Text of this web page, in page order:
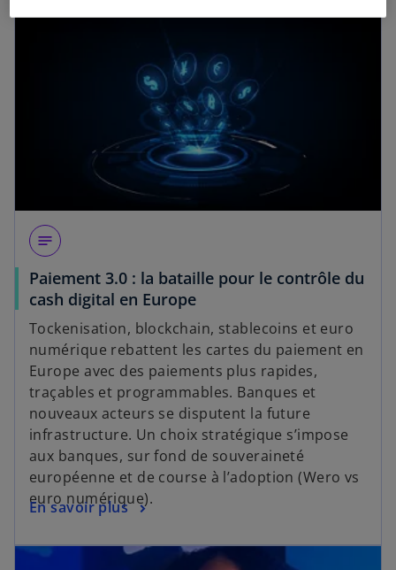
notes
Paiement 3.0 : la bataille pour le contrôle du
cash digital en Europe
Tockenisation, blockchain, stablecoins et euro
numérique rebattent les cartes du paiement en
Europe avec des paiements plus rapides,
traçables et programmables. Banques et
nouveaux acteurs se disputent la future
infrastructure. Un choix stratégique s’impose
aux banques, sur fond de souveraineté
européenne et de course à l’adoption (Wero vs
euro numérique).
En savoir plus